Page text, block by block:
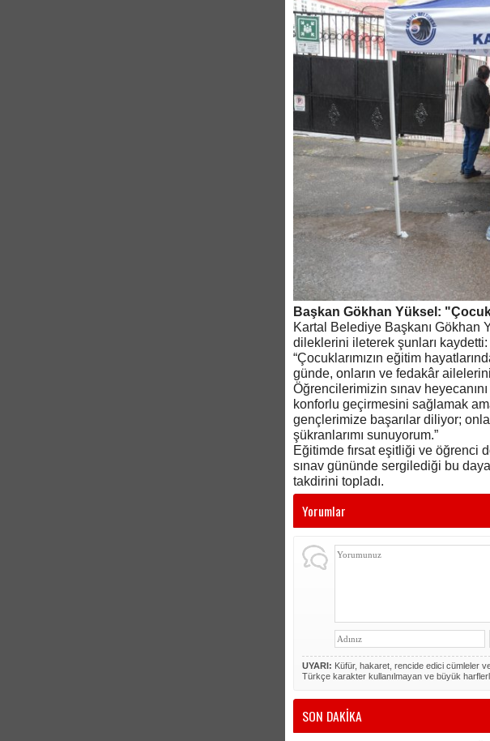
Başkan Gökhan Yüksel:
Kartal Belediye Başkanı Gökhan
dileklerini ileterek şunları kaydetti:
“Çocuklarımızın eğitim
günde, onların ve fedakâr
Öğrencilerimizin sınav
konforlu geçirmesini sağlamak
gençlerimize başarılar diliyor;
şükranlarımı sunuyorum.”
Eğitimde fırsat eşitliği ve öğrenci
sınav gününde sergilediği bu
takdirini topladı.
Yorumlar
UYARI: Küfür, hakaret, rencide edici cümleler
Türkçe karakter kullanılmayan ve büyük
SON DAKİKA